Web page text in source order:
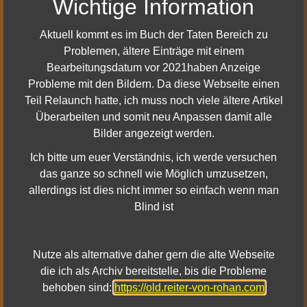
Die Kundigen-Eigenschaften Entkräften und
Handwerkwirken.
Kundigen mit den EigenschaftenEntkräften
Willensstärkewird ab sofort die richtige Dauer von
Uraltes Handwerkangezeigt.
Schurke:
Es wurde ein Problem bei der Patzer-
Wahrscheinlichkeit des AttributsStaub in die Augen
behoben, durch das die Effektivität der Schwächung
nicht richtig zunahm.
verbrauchen ihre Hymnen jetzt, wenn eine Coda
verwendet wird.
Barden könnenHarmonische Hymnennicht länger
Wichtige Information
Aktuell kommt es im Buch der Taten Bereich zu
Problemen, ältere Einträge mit einem
Bearbeitungsdatum vor 2021haben Anzeige
Probleme mit den Bildern. Da diese Webseite einen
Teil Relaunch hatte, ich muss noch viele ältere Artikel
Überarbeiten und somit neu Anpassen damit alle
Bilder angezeigt werden.
Ich bitte um euer Verständnis, ich werde versuchen
das ganze so schnell wie Möglich umzusetzen,
allerdings ist dies nicht immer so einfach wenn man
Blind ist
Nutze als alternative daher gern die alte Webseite
die ich als Archiv bereitstelle, bis die Probleme
behoben sind: https://old.reiter-von-rohan.com